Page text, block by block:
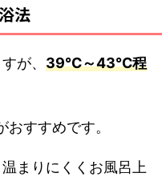
法
が、 39℃～43℃程
おすすめです。
まりにくくお風呂上